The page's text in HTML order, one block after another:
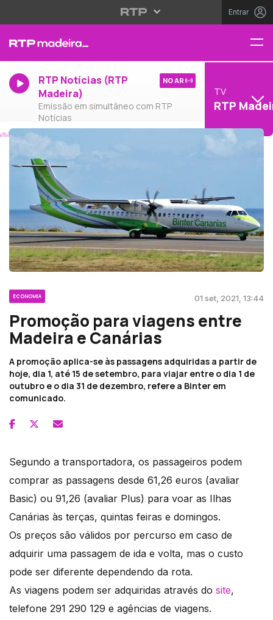
Entrar
RTP Notícias (RTP
Madeira)
Emissão em simultâneo com RTP
Notícias
NO AR
TV
RTP
ECONOMIA 01 set, 2021, 13:44
Promoção para viagens entre
Madeira e Canárias
A promoção aplica-se às passagens adquiridas a partir de
hoje, dia 1, até 15 de setembro, para viajar entre o dia 1 de
outubro e o dia 31 de dezembro, refere a Binter em
comunicado.
Segundo a transportadora, os passageiros podem
comprar as passagens desde 61,26 euros (avaliar
Basic) ou 91,26 (avaliar Plus) para voar as Ilhas
Canárias às terças, quintas feiras e domingos.
Os preços são válidos por percurso em caso de
adquirir uma passagem de ida e volta, mas o custo
pode ser diferente dependendo da rota.
As viagens podem ser adquiridas através do site,
telefone 291 290 129 e agências de viagens.